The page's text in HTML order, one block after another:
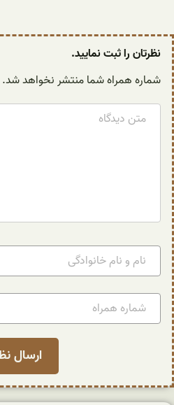
نظرتان را ثبت نمایید.
شماره همراه شما منتشر نخواهد شد.